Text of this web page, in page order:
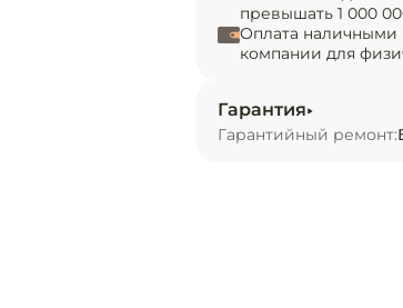
превышать 1 000
Оплата наличными
компании для
Гарантия
Гарантийный ремонт: